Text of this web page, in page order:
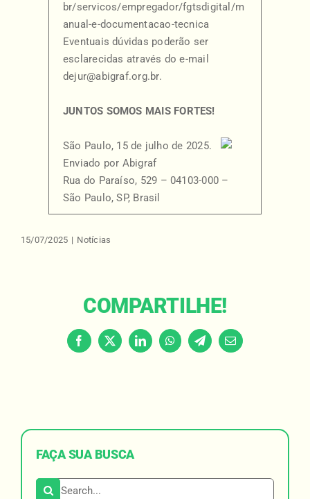
br/servicos/empregador/fgtsdigital/m
anual-e-documentacao-tecnica
Eventuais dúvidas poderão ser
esclarecidas através do e-mail
dejur@abigraf.org.br.
JUNTOS SOMOS MAIS FORTES!
São Paulo, 15 de julho de 2025.
Enviado por Abigraf
Rua do Paraíso, 529 – 04103-000 –
São Paulo, SP, Brasil
15/07/2025 | Notícias
COMPARTILHE!
Facebook
X LinkedInWhatsAppTelegramEmail
FAÇA SUA BUSCA
Search for: